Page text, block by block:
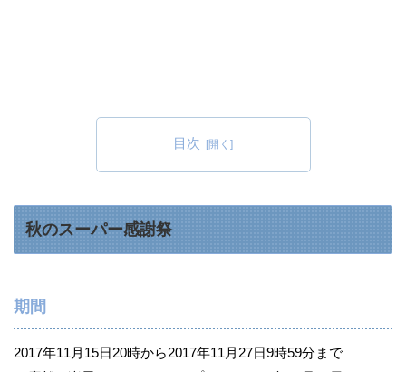
目次
秋のスーパー感謝祭
期間
2017年11月15日20時から2017年11月27日9時59分まで